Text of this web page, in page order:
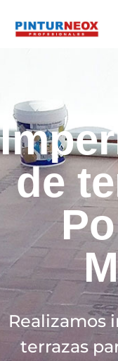
de
Realizamos
terrazas